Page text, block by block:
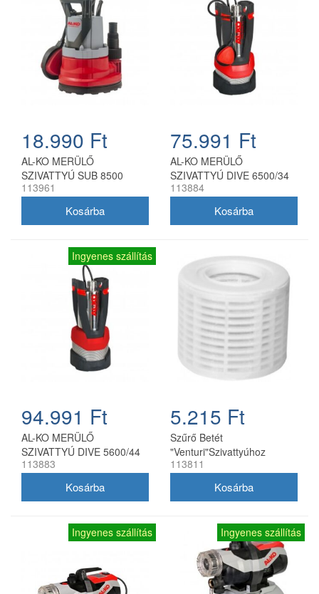
18.990 Ft
AL-KO MERÜLŐ
SZIVATTYÚ SUB 8500
EASY
113961
75.991 Ft
AL-KO MERÜLŐ
SZIVATTYÚ DIVE 6500/34
113884
Ingyenes szállítás
94.991 Ft
AL-KO MERÜLŐ
SZIVATTYÚ DIVE 5600/44
113883
5.215 Ft
Szűrő Betét
"Venturi"Szivattyúhoz
113811
Ingyenes szállítás Ingyenes szállítás